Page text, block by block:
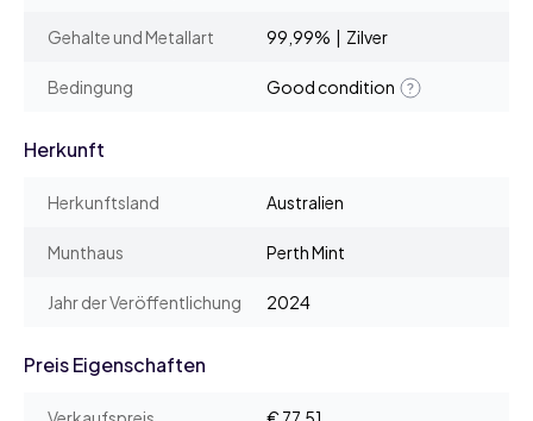
Gehalte und Metallart 99,99% | Zilver
Bedingung Good condition
Herkunft
Herkunftsland Australien
Munthaus Perth Mint
Jahr der Veröffentlichung 2024
Preis Eigenschaften